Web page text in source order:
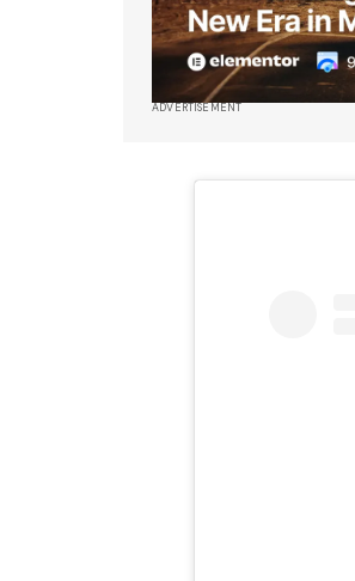
ADVERTISEMENT